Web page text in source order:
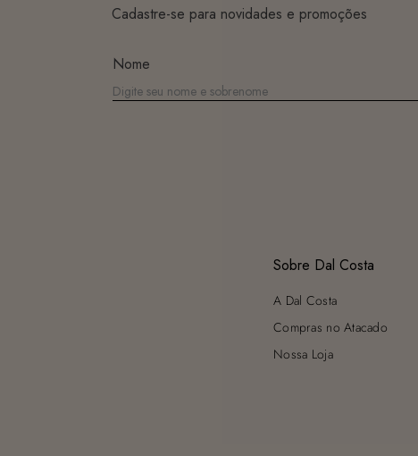
Cadastre-se para novidades e promoções
Nome
Sobre Dal Costa
A Dal Costa
Compras no Atacado
Nossa Loja